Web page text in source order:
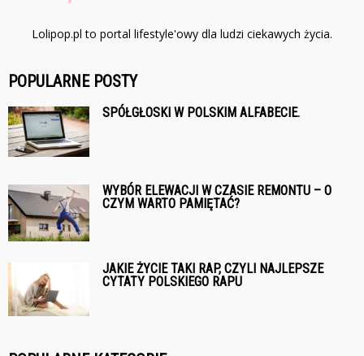
Lolipop.pl to portal lifestyle'owy dla ludzi ciekawych życia.
POPULARNE POSTY
SPÓŁGŁOSKI W POLSKIM ALFABECIE.
WYBÓR ELEWACJI W CZASIE REMONTU – O
CZYM WARTO PAMIĘTAĆ?
JAKIE ŻYCIE TAKI RAP, CZYLI NAJLEPSZE
CYTATY POLSKIEGO RAPU